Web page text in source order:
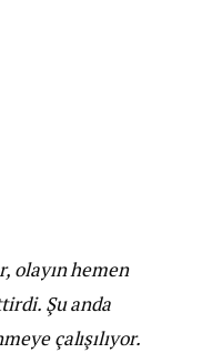
olayın hemen
Şu anda
çalışılıyor.